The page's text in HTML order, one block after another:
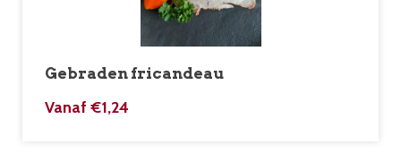
Gebraden fricandeau
Vanaf €1,24